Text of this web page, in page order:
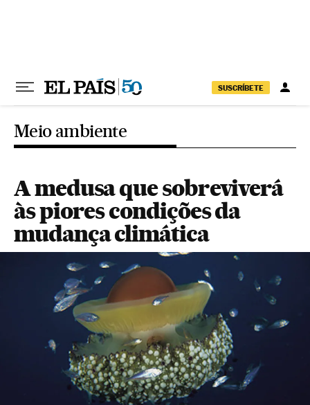
SUSCRÍBETE
Meio ambiente
A medusa que sobreviverá
às piores condições da
mudança climática